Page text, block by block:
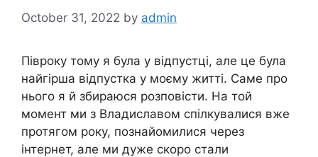
October 31, 2022 by admin
Півроку тому я була у відпустці, але це була
найгірша відпустка у моєму житті. Саме про
нього я й збираюся розповісти. На той
момент ми з Владиславом спілкувалися вже
протягом року, познайомилися через
інтернет, але ми дуже скоро стали